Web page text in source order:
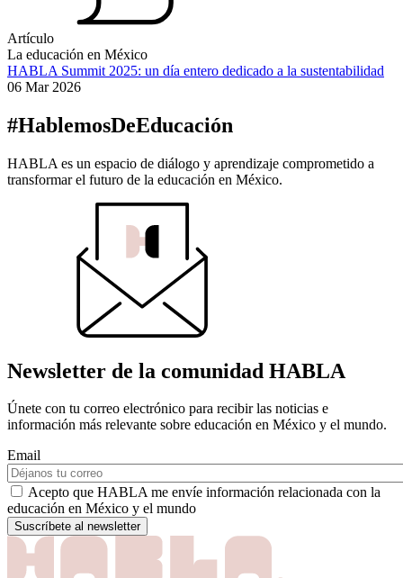
Artículo
La educación en México
HABLA Summit 2025: un día entero dedicado a la sustentabilidad
06 Mar 2026
#HablemosDeEducación
HABLA es un espacio de diálogo y aprendizaje comprometido a
transformar el futuro de la educación en México.
Newsletter de la comunidad HABLA
Únete con tu correo electrónico para recibir las noticias e
información más relevante sobre educación en México y el mundo.
Email
Acepto que HABLA me envíe información relacionada con la
educación en México y el mundo